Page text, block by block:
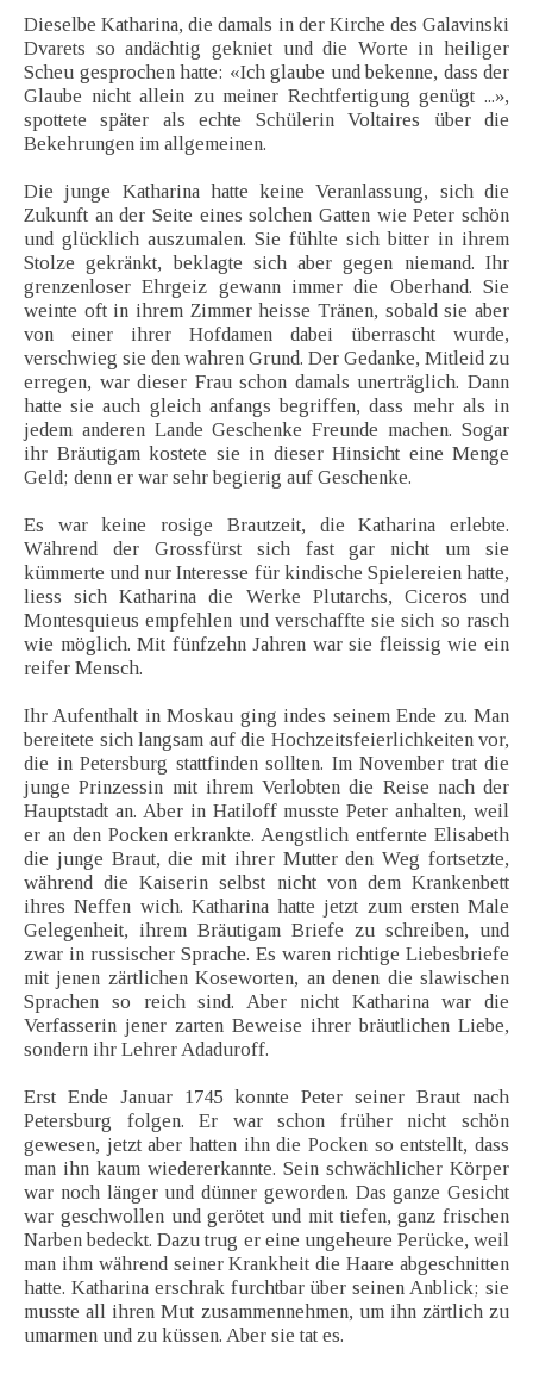
Dieselbe Katharina, die damals in der Kirche des Galavinski
Dvarets so andächtig gekniet und die Worte in heiliger
Scheu gesprochen hatte: «Ich glaube und bekenne, dass der
Glaube nicht allein zu meiner Rechtfertigung genügt ...»,
spottete später als echte Schülerin Voltaires über die
Bekehrungen im allgemeinen.
Die junge Katharina hatte keine Veranlassung, sich die
Zukunft an der Seite eines solchen Gatten wie Peter schön
und glücklich auszumalen. Sie fühlte sich bitter in ihrem
Stolze gekränkt, beklagte sich aber gegen niemand. Ihr
grenzenloser Ehrgeiz gewann immer die Oberhand. Sie
weinte oft in ihrem Zimmer heisse Tränen, sobald sie aber
von einer ihrer Hofdamen dabei überrascht wurde,
verschwieg sie den wahren Grund. Der Gedanke, Mitleid zu
erregen, war dieser Frau schon damals unerträglich. Dann
hatte sie auch gleich anfangs begriffen, dass mehr als in
jedem anderen Lande Geschenke Freunde machen. Sogar
ihr Bräutigam kostete sie in dieser Hinsicht eine Menge
Geld; denn er war sehr begierig auf Geschenke.
Es war keine rosige Brautzeit, die Katharina erlebte.
Während der Grossfürst sich fast gar nicht um sie
kümmerte und nur Interesse für kindische Spielereien hatte,
liess sich Katharina die Werke Plutarchs, Ciceros und
Montesquieus empfehlen und verschaffte sie sich so rasch
wie möglich. Mit fünfzehn Jahren war sie fleissig wie ein
reifer Mensch.
Ihr Aufenthalt in Moskau ging indes seinem Ende zu. Man
bereitete sich langsam auf die Hochzeitsfeierlichkeiten vor,
die in Petersburg stattfinden sollten. Im November trat die
junge Prinzessin mit ihrem Verlobten die Reise nach der
Hauptstadt an. Aber in Hatiloff musste Peter anhalten, weil
er an den Pocken erkrankte. Aengstlich entfernte Elisabeth
die junge Braut, die mit ihrer Mutter den Weg fortsetzte,
während die Kaiserin selbst nicht von dem Krankenbett
ihres Neffen wich. Katharina hatte jetzt zum ersten Male
Gelegenheit, ihrem Bräutigam Briefe zu schreiben, und
zwar in russischer Sprache. Es waren richtige Liebesbriefe
mit jenen zärtlichen Koseworten, an denen die slawischen
Sprachen so reich sind. Aber nicht Katharina war die
Verfasserin jener zarten Beweise ihrer bräutlichen Liebe,
sondern ihr Lehrer Adaduroff.
Erst Ende Januar 1745 konnte Peter seiner Braut nach
Petersburg folgen. Er war schon früher nicht schön
gewesen, jetzt aber hatten ihn die Pocken so entstellt, dass
man ihn kaum wiedererkannte. Sein schwächlicher Körper
war noch länger und dünner geworden. Das ganze Gesicht
war geschwollen und gerötet und mit tiefen, ganz frischen
Narben bedeckt. Dazu trug er eine ungeheure Perücke, weil
man ihm während seiner Krankheit die Haare abgeschnitten
hatte. Katharina erschrak furchtbar über seinen Anblick; sie
musste all ihren Mut zusammennehmen, um ihn zärtlich zu
umarmen und zu küssen. Aber sie tat es.